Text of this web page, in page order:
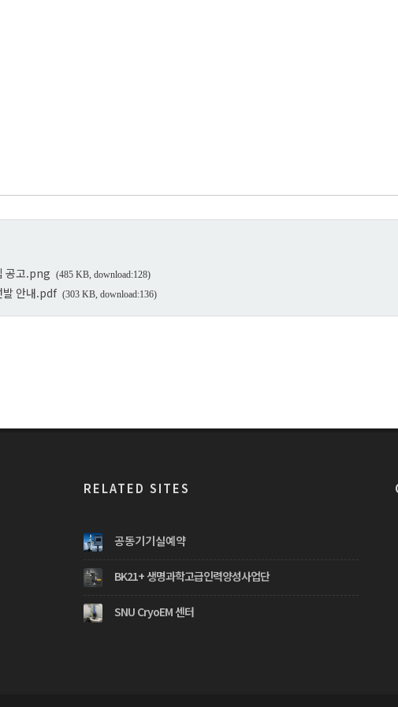
공고.png (485 KB, download:128)
발 안내.pdf (303 KB, download:136)
RELATED SITES
공동기기실예약
BK21+ 생명과학고급인력양성사업단
SNU CryoEM 센터